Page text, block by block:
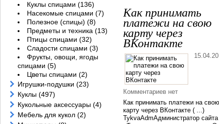
Как принимать
платежи на свою
карту через
ВКонтакте
Комментариев нет
Как принимать платежи на свою
карту через ВКонтакте ( ...)
TykvaAdmАдминистратор сайта
Куклы спицами (136)
Насекомые спицами (7)
Полезное (спицы) (8)
Предметы и техника (13)
Птицы спицами (32)
Сладости спицами (3)
Фрукты, овощи, ягоды
спицами (5)
Цветы спицами (2)
Игрушки-подушки (23)
Куклы (497)
Кукольные аксессуары (4)
Мебель для кукол (2)